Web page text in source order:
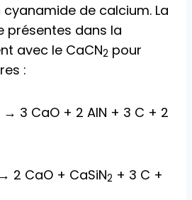
de calcium. La
présentes dans la
avec le CaCN2 pour
:
→ 3 CaO + 2 AlN + 3 C + 2
→ 2 CaO + CaSiN2 + 3 C +